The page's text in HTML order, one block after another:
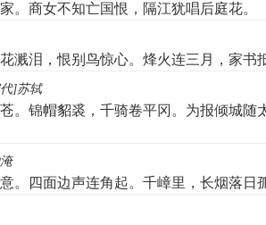
。商女不知亡国恨，隔江犹唱后庭花。
溅泪，恨别鸟惊心。烽火连三月，家书
]苏轼
。锦帽貂裘，千骑卷平冈。为报倾城
。四面边声连角起。千嶂里，长烟落